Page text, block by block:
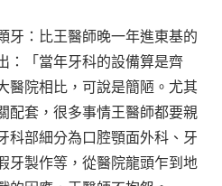
牙：比王醫師晚一年進東基的
：「當年牙科的設備算是齊
醫院相比，可說是簡陋。尤其
配套，很多事情王醫師都要親
科部細分為口腔顎面外科、牙
牙製作等，從醫院龍頭乍到地